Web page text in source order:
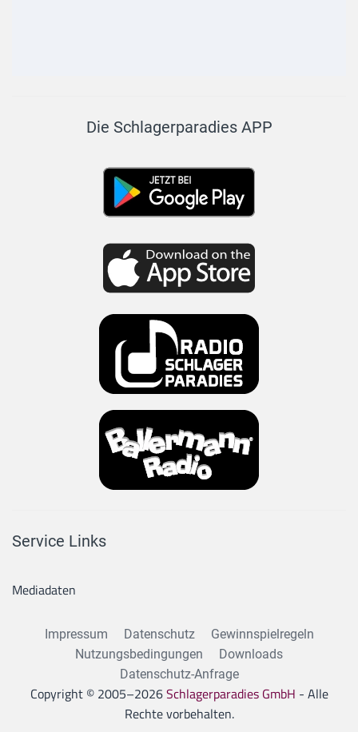
Die Schlagerparadies APP
Service Links
Mediadaten
Impressum Datenschutz
Gewinnspielregeln
Nutzungsbedingungen
Downloads
Datenschutz-Anfrage
Copyright © 2005–2026Schlagerparadies GmbH - Alle
Rechte vorbehalten.